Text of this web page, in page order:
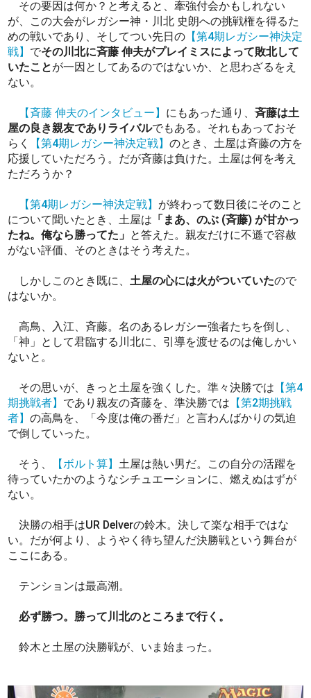
その要因は何か？と考えると、牽強付会かもしれない
が、この大会がレガシー神・川北 史朗への挑戦権を得るた
めの戦いであり、そしてつい先日の 【第4期レガシー神決定
戦】 でその川北に斉藤 伸夫がプレイミスによって敗北して
いたことが一因としてあるのではないか、と思わざるをえ
ない。
【斉藤 伸夫のインタビュー】 にもあった通り、斉藤は土
屋の良き親友でありライバルでもある。それもあっておそ
らく
【第4期レガシー神決定戦】のとき、土屋は斉藤の方を
応援していただろう。だが斉藤は負けた。土屋は何を考え
ただろうか？
【第4期レガシー神決定戦】 が終わって数日後にそのこと
について聞いたとき、土屋は 「まあ、のぶ (斉藤) が甘かっ
たね。俺なら勝ってた」 と答えた。親友だけに不遜で容赦
がない評価、そのときはそう考えた。
しかしこのとき既に、 土屋の心には火がついていたので
はないか。
高鳥、入江、斉藤。名のあるレガシー強者たちを倒し、
「神」として君臨する川北に、引導を渡せるのは俺しかい
ないと。
その思いが、きっと土屋を強くした。準々決勝では 【第4
期挑戦者】 であり親友の斉藤を、準決勝では 【第2期挑戦
者】の高鳥を、「今度は俺の番だ」と言わんばかりの気迫
で倒していった。
そう、 【ボルト算】 土屋は熱い男だ。この自分の活躍を
待っていたかのようなシチュエーションに、燃えぬはずが
ない。
決勝の相手はUR Delverの鈴木。決して楽な相手ではな
い。だが何より、ようやく待ち望んだ決勝戦という舞台が
ここにある。
テンションは最高潮。
必ず勝つ。勝って川北のところまで行く。
鈴木と土屋の決勝戦が、いま始まった。